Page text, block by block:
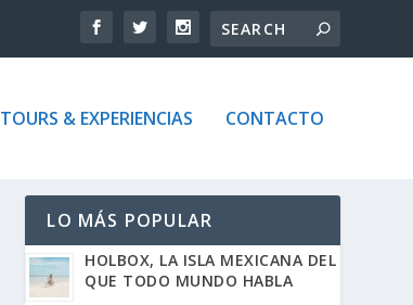
TOURS & EXPERIENCIAS CONTACTO
LO MÁS POPULAR
HOLBOX, LA ISLA MEXICANA DEL
QUE TODO MUNDO HABLA